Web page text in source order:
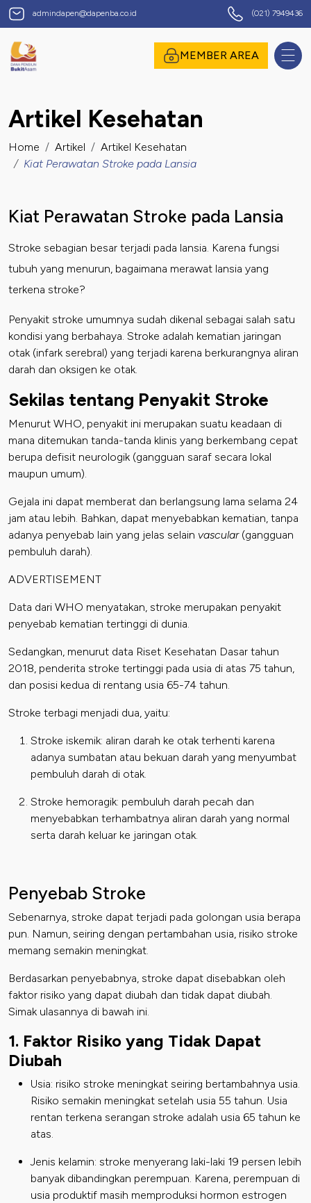
Dana Pensiun Bukit Asam
admindapen@dapenba.co.id (021) 7949436
MEMBER AREA
Induk Pegawai
Artikel Kesehatan
Home Artikel
Artikel Kesehatan
Kiat Perawatan Stroke pada Lansia
Kiat Perawatan Stroke pada Lansia
Stroke sebagian besar terjadi pada lansia. Karena fungsi
tubuh yang menurun, bagaimana merawat lansia yang
terkena stroke?
Penyakit stroke umumnya sudah dikenal sebagai salah satu
kondisi yang berbahaya. Stroke adalah kematian jaringan
otak (infark serebral) yang terjadi karena berkurangnya aliran
darah dan oksigen ke otak.
Sekilas tentang Penyakit Stroke
Menurut WHO, penyakit ini merupakan suatu keadaan di
mana ditemukan tanda-tanda klinis yang berkembang cepat
berupa defisit neurologik (gangguan saraf secara lokal
maupun umum).
Gejala ini dapat memberat dan berlangsung lama selama 24
jam atau lebih. Bahkan, dapat menyebabkan kematian, tanpa
adanya penyebab lain yang jelas selain vascular(gangguan
pembuluh darah).
ADVERTISEMENT
Data dari WHO menyatakan, stroke merupakan penyakit
penyebab kematian tertinggi di dunia.
Sedangkan, menurut data Riset Kesehatan Dasar tahun
2018, penderita stroke tertinggi pada usia di atas 75 tahun,
dan posisi kedua di rentang usia 65-74 tahun.
Stroke terbagi menjadi dua, yaitu:
Stroke iskemik: aliran darah ke otak terhenti karena
adanya sumbatan atau bekuan darah yang menyumbat
pembuluh darah di otak.
Stroke hemoragik: pembuluh darah pecah dan
menyebabkan terhambatnya aliran darah yang normal
serta darah keluar ke jaringan otak.
Penyebab Stroke
Sebenarnya, stroke dapat terjadi pada golongan usia berapa
pun. Namun, seiring dengan pertambahan usia, risiko stroke
memang semakin meningkat.
Berdasarkan penyebabnya, stroke dapat disebabkan oleh
faktor risiko yang dapat diubah dan tidak dapat diubah.
Simak ulasannya di bawah ini.
1. Faktor Risiko yang Tidak Dapat
Diubah
Usia: risiko stroke meningkat seiring bertambahnya usia.
Risiko semakin meningkat setelah usia 55 tahun. Usia
rentan terkena serangan stroke adalah usia 65 tahun ke
atas.
Jenis kelamin: stroke menyerang laki-laki 19 persen lebih
banyak dibandingkan perempuan. Karena, perempuan di
usia produktif masih memproduksi hormon estrogen